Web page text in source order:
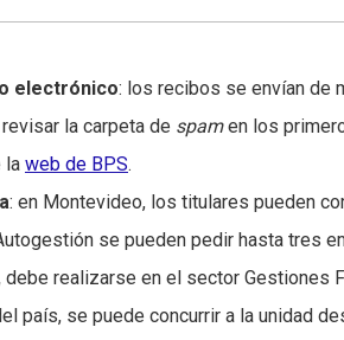
electrónico: los recibos se envían de
la carpeta de spamen los
la web de BPS.
: en Montevideo, los titulares pueden
se pueden pedir hasta tres
debe realizarse en el sector Gestiones
país, se puede concurrir a la unidad